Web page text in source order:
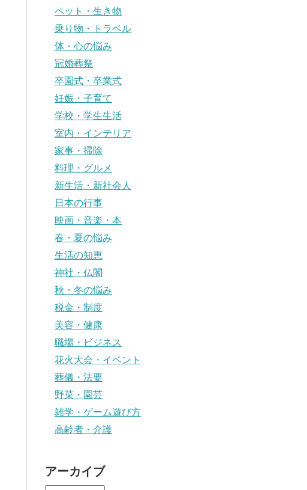
ペット・生き物
乗り物・トラベル
体・心の悩み
冠婚葬祭
卒園式・卒業式
妊娠・子育て
学校・学生生活
室内・インテリア
家事・掃除
料理・グルメ
新生活・新社会人
日本の行事
映画・音楽・本
春・夏の悩み
生活の知恵
神社・仏閣
秋・冬の悩み
税金・制度
美容・健康
職場・ビジネス
花火大会・イベント
葬儀・法要
野菜・園芸
雑学・ゲーム遊び方
高齢者・介護
アーカイブ